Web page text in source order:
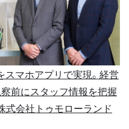
スマホアプリで実現。経営
前にスタッフ情報を把握
式会社トゥモローランド